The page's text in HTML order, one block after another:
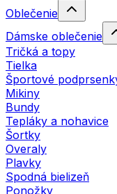
Oblečenie
Dámske oblečenie
Tričká a topy
Tielka
Športové
Mikiny
Bundy
Tepláky a nohavice
Šortky
Overaly
Plavky
Spodná bielizeň
Ponožky